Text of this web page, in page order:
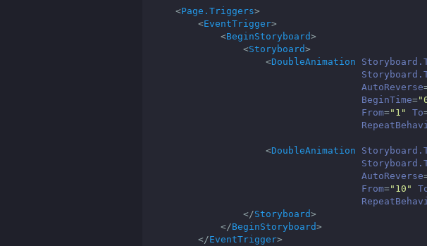
<Page.Triggers>
<EventTrigger>
<BeginStoryboard>
<Storyboard>
<DoubleAnimation
AutoReverse
BeginTime=
From="1" To
<DoubleAnimation
AutoReverse
From="10"
</Storyboard>
</BeginStoryboard>
</EventTrigger>